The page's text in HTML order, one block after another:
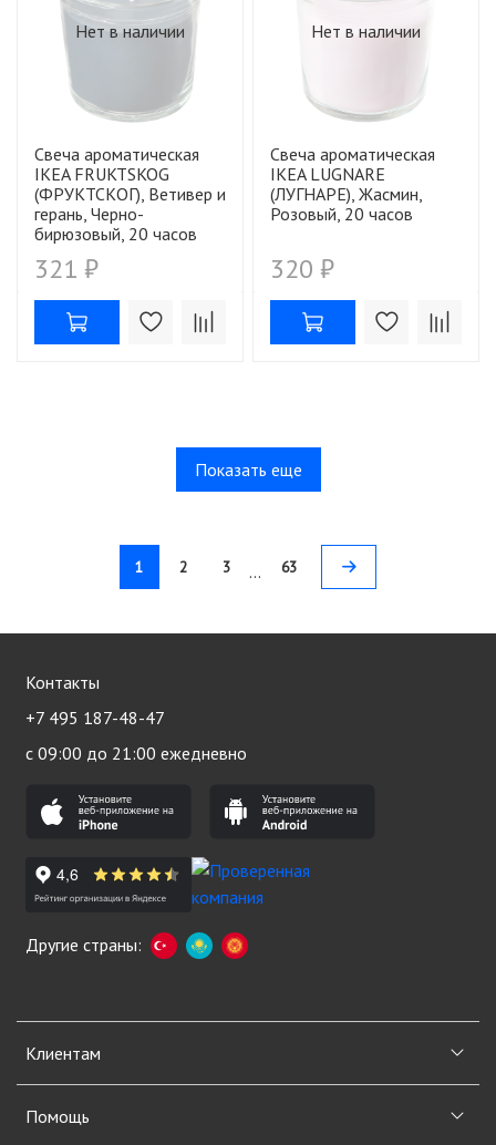
Нет в наличии
Свеча ароматическая
IKEA FRUKTSKOG
(ФРУКТСКОГ), Ветивер и
герань, Черно-
бирюзовый, 20 часов
321 ₽
Нет в наличии
Свеча ароматическая
IKEA LUGNARE
(ЛУГНАРЕ), Жасмин,
Розовый, 20 часов
320 ₽
Показать еще
1 2 3 … 63
Клиентам
Помощь
Контакты
+7 495 187-48-47
с 09:00 до 21:00 ежедневно
Другие страны: